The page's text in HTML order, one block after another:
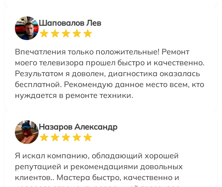
Шаповалов Лев
Впечатления только положительные! Ремонт
моего телевизора прошел быстро и качественно.
Результатом я доволен, диагностика оказалась
бесплатной. Рекомендую данное место всем, кто
нуждается в ремонте техники.
Назаров Александр
Я искал компанию, обладающий хорошей
репутацией и рекомендациями довольных
клиентов.. Мастера быстро, качественно и